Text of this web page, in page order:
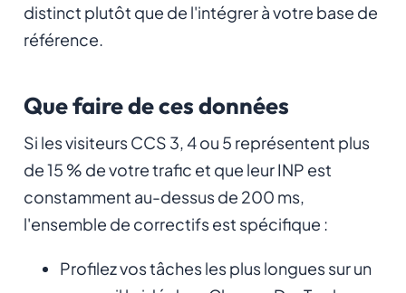
distinct plutôt que de l'intégrer à votre base de
référence.
Que faire de ces données
Si les visiteurs CCS 3, 4 ou 5 représentent plus
de 15 % de votre trafic et que leur INP est
constamment au-dessus de 200 ms,
l'ensemble de correctifs est spécifique :
Profilez vos tâches les plus longues sur un